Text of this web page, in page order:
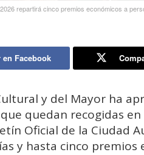
repartirá cinco premios económicos a
Facebook
y del Mayor ha
quedan recogidas en
Oficial de la Ciudad
y hasta cinco premios